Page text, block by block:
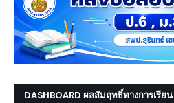
DASHBOARD ผลสัมฤทธิ์ทางการเรีย